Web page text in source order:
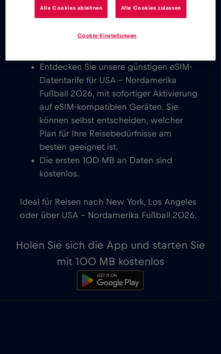
Ihren Freunden rund um den Globus in
Entdecken Sie unsere günstigen eSIM-
Datentarife für USA – Nordamerika
Fußball 2026, mit sofortiger Aktivierung
auf eSIM-kompatiblen Geräten. Sie
können selbst entscheiden, welcher
Plan für Ihre Reisebedürfnisse am
besten geeignet ist.
Die ersten 100 MB an Daten sind
kostenlos.
Ideal für Reisen nach New York, Los Angeles
oder über USA – Nordamerika Fußball 2026.
Holen Sie sich die App und starten Sie
mit 100 MB kostenlos
Alle Cookies ablehnen Alle Cookies zulassen
Cookie-Einstellungen